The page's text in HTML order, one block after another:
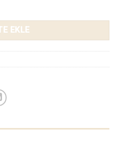
EKLE